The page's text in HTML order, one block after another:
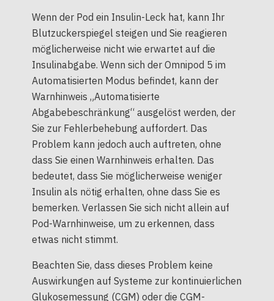
Wenn der Pod ein Insulin-Leck hat, kann Ihr
Blutzuckerspiegel steigen und Sie reagieren
möglicherweise nicht wie erwartet auf die
Insulinabgabe. Wenn sich der Omnipod 5 im
Automatisierten Modus befindet, kann der
Warnhinweis „Automatisierte
Abgabebeschränkung“ ausgelöst werden, der
Sie zur Fehlerbehebung auffordert. Das
Problem kann jedoch auch auftreten, ohne
dass Sie einen Warnhinweis erhalten. Das
bedeutet, dass Sie möglicherweise weniger
Insulin als nötig erhalten, ohne dass Sie es
bemerken. Verlassen Sie sich nicht allein auf
Pod-Warnhinweise, um zu erkennen, dass
etwas nicht stimmt.
Beachten Sie, dass dieses Problem keine
Auswirkungen auf Systeme zur kontinuierlichen
Glukosemessung (CGM) oder die CGM-